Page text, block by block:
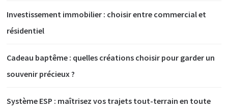
Investissement immobilier : choisir entre commercial et
résidentiel
Cadeau baptême : quelles créations choisir pour garder un
souvenir précieux ?
Système ESP : maîtrisez vos trajets tout-terrain en toute